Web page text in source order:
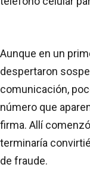
Aunque en un
despertaron
comunicación,
número que
firma. Allí
terminaría
de fraude.